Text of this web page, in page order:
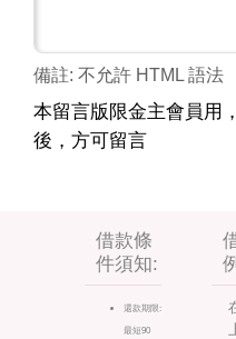
備註: 不允許 HTML 語法
本留言版限金主會員用，
後，方可留言
借款條
件須知:
還款期限:
最短90
例